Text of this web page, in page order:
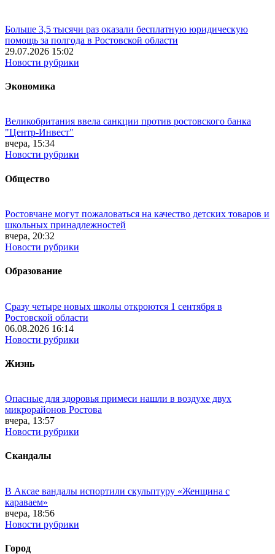
Больше 3,5 тысячи раз оказали бесплатную юридическую
помощь за полгода в Ростовской области
29.07.2026 15:02
Новости рубрики
Экономика
Великобритания ввела санкции против ростовского банка
"Центр-Инвест"
вчера, 15:34
Новости рубрики
Общество
Ростовчане могут пожаловаться на качество детских товаров и
школьных принадлежностей
вчера, 20:32
Новости рубрики
Образование
Сразу четыре новых школы откроются 1 сентября в
Ростовской области
06.08.2026 16:14
Новости рубрики
Жизнь
Опасные для здоровья примеси нашли в воздухе двух
микрорайонов Ростова
вчера, 13:57
Новости рубрики
Скандалы
В Аксае вандалы испортили скульптуру «Женщина с
караваем»
вчера, 18:56
Новости рубрики
Город